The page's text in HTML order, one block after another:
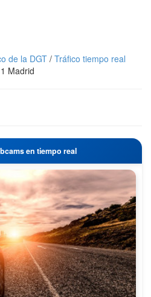
de la DGT/ Tráfico tiempo real
Madrid
en tiempo real